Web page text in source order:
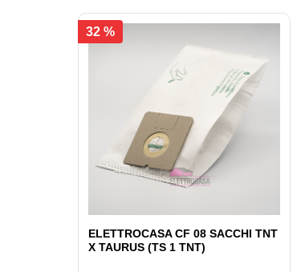
32 %
ELETTROCASA CF 08 SACCHI TNT
X TAURUS (TS 1 TNT)